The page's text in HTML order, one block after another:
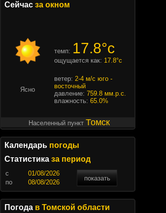
Сейчас за окном
темп: 17.8°c
ощущается как: 17.8°c
Ясно
ветер: 2-4 м/с юго -
восточный
давление: 759.8 мм.р.с.
влажность: 65.0%
Населенный пункт Томск
Календарь погоды
Статистика за период
c
показать
по
Погода в Томской области